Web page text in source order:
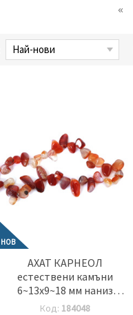
«
НОВ
АХАТ КАРНЕОЛ
естествени камъни
6~13x9~18 мм наниз
48~50 броя
Код: 184048